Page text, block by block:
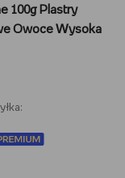
100g Plastry
Owoce Wysoka